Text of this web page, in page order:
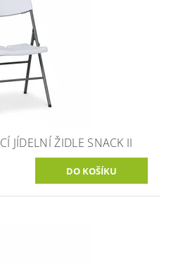
JÍDELNÍ ŽIDLE SNACK II